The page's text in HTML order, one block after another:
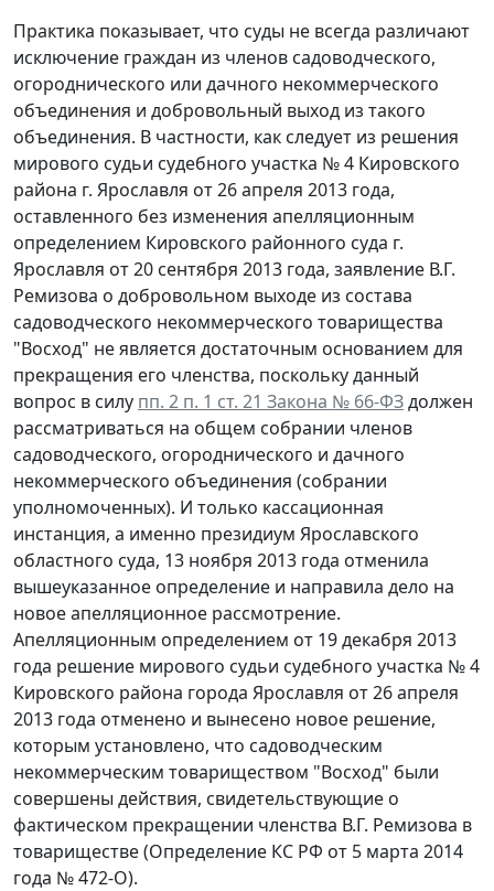
Практика показывает, что суды не всегда различают
исключение граждан из членов садоводческого,
огороднического или дачного некоммерческого
объединения и добровольный выход из такого
объединения. В частности, как следует из решения
мирового судьи судебного участка № 4 Кировского
района г. Ярославля от 26 апреля 2013 года,
оставленного без изменения апелляционным
определением Кировского районного суда г.
Ярославля от 20 сентября 2013 года, заявление В.Г.
Ремизова о добровольном выходе из состава
садоводческого некоммерческого товарищества
"Восход" не является достаточным основанием для
прекращения его членства, поскольку данный
вопрос в силу пп. 2 п. 1 ст. 21 Закона № 66-ФЗдолжен
рассматриваться на общем собрании членов
садоводческого, огороднического и дачного
некоммерческого объединения (собрании
уполномоченных). И только кассационная
инстанция, а именно президиум Ярославского
областного суда, 13 ноября 2013 года отменила
вышеуказанное определение и направила дело на
новое апелляционное рассмотрение.
Апелляционным определением от 19 декабря 2013
года решение мирового судьи судебного участка № 4
Кировского района города Ярославля от 26 апреля
2013 года отменено и вынесено новое решение,
которым установлено, что садоводческим
некоммерческим товариществом "Восход" были
совершены действия, свидетельствующие о
фактическом прекращении членства В.Г. Ремизова в
товариществе (Определение КС РФ от 5 марта 2014
года № 472-О).